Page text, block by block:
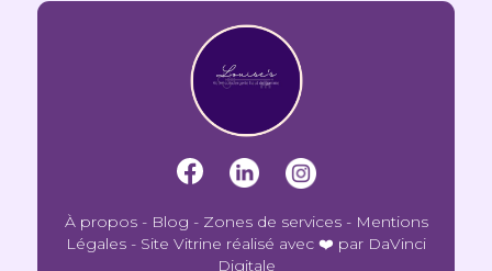
À propos- Blog - Zones de services- Mentions
Légales - Site Vitrine réalisé avec ❤️ par DaVinci
Digitale